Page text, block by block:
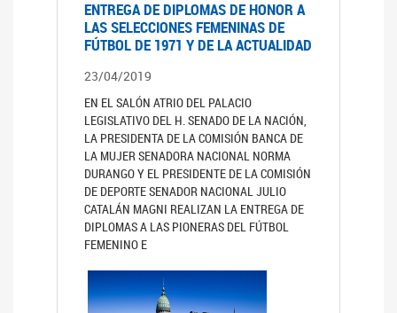
ENTREGA DE DIPLOMAS DE HONOR A
LAS SELECCIONES FEMENINAS DE
FÚTBOL DE 1971 Y DE LA ACTUALIDAD
23/04/2019
EN EL SALÓN ATRIO DEL PALACIO
LEGISLATIVO DEL H. SENADO DE LA NACIÓN,
LA PRESIDENTA DE LA COMISIÓN BANCA DE
LA MUJER SENADORA NACIONAL NORMA
DURANGO Y EL PRESIDENTE DE LA COMISIÓN
DE DEPORTE SENADOR NACIONAL JULIO
CATALÁN MAGNI REALIZAN LA ENTREGA DE
DIPLOMAS A LAS PIONERAS DEL FÚTBOL
FEMENINO E